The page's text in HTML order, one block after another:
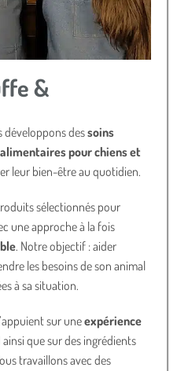
&
développons dessoins
pour chiens et
leur bien-être au quotidien.
sélectionnés pour
une approche à la fois
. Notre objectif : aider
les besoins de son animal
à sa situation.
sur uneexpérience
ainsi que sur des ingrédients
travaillons avec des